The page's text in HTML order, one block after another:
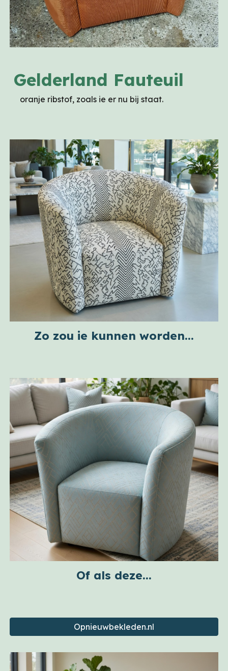
Gelderland Fauteuil
oranje ribstof, zoals ie er nu bij staat.
Zo zou ie kunnen worden...
Of als deze...
Opnieuwbekleden.nl